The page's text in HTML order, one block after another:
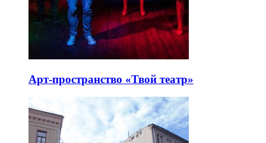
Арт-пространство «Твой театр»